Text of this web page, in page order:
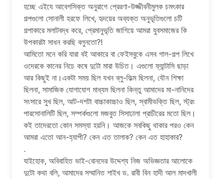
হচ্ছে এইযে আবেগসিক্ত অনুরাগে প্রেরণা-উজ্জীবনীমুলক চমৎকার
গল্পগুলো সোনালী হরফে লিখে, হৃদয়ের অব্যক্ত অনুভূতিগুলো চটি
গল্পাকারে মলাটবদ্ধ করে, প্রেমানুভূতি জাগিয়ে আমরা যুবসমাজের কি
উপকারটা সাধন করছি বলুনতো?!
আমিতো মনে করি যারা বই আকারে বা ফেইসবুকে এসব গাল-গল্প লিখে
ওদেরকে কানের নিচে কষে দুটো মারা উচিত। এগুলো ফ্যান্টাসি ছাড়া
আর কিছুই না।একটা সময় ছিল যখন ব্লু-ফিল্ম ছিলনা, যৌন শিক্ষা
ছিলনা, সামাজিক যোগাযোগ মাধ্যম ছিলনা কিন্তু আমাদের মা-নানিদের
সংসারে সুখ ছিল, আট-দশটা বাচ্চাকাচ্চাও ছিল, স্বামীভক্তি ছিল, স্ট্রং
পারসোনালিটি ছিল, সম্পর্কগুলো মজবুত সিসাঢালা প্রাচীরের মতো ছিল।
কই তাদেরতো কোন সমস্যা হয়নি। আজকে সবকিছু থাকার পরও কেন
আমরা এতো আন-হ্যাপী? কেন এত তালাক? কেন এত হাহাকার?
.
যাইহোক, অবিবাহিত ভাই-বোনদের উদ্দেশ্য নিজ অভিজ্ঞতার আলোকে
দুটো কথা বলি, আমাদের সম্মানিত শাইখ ড. রাবী বিন হাদী আল মাদখালী